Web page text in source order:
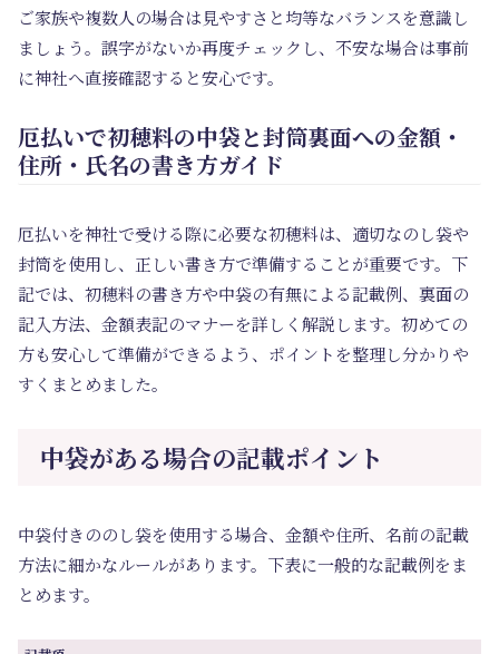
ご家族や複数人の場合は見やすさと均等なバランスを意識し
ましょう。誤字がないか再度チェックし、不安な場合は事前
に神社へ直接確認すると安心です。
厄払いで初穂料の中袋と封筒裏面への金額・
住所・氏名の書き方ガイド
厄払いを神社で受ける際に必要な初穂料は、適切なのし袋や
封筒を使用し、正しい書き方で準備することが重要です。下
記では、初穂料の書き方や中袋の有無による記載例、裏面の
記入方法、金額表記のマナーを詳しく解説します。初めての
方も安心して準備ができるよう、ポイントを整理し分かりや
すくまとめました。
中袋がある場合の記載ポイント
中袋付きののし袋を使用する場合、金額や住所、名前の記載
方法に細かなルールがあります。下表に一般的な記載例をま
とめます。